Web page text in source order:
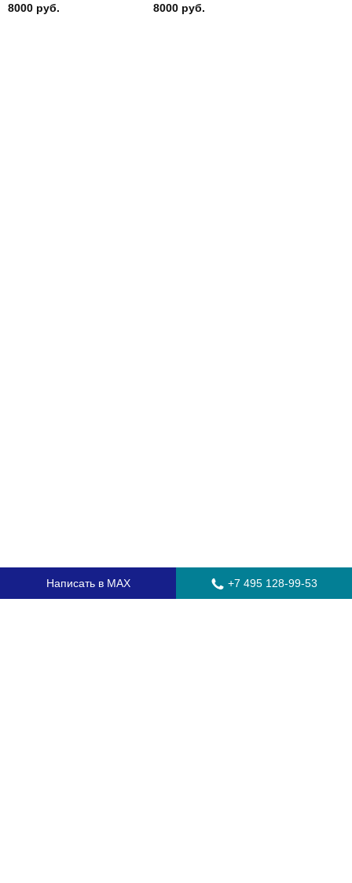
8000 руб.
8000 руб.
Главная
Написать в MAX +7 495 128-99-53